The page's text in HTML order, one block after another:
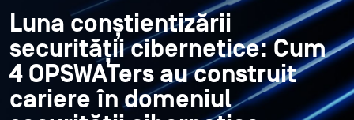
Luna conștientizării
securității cibernetice: Cum
4 OPSWATers au construit
cariere în domeniul